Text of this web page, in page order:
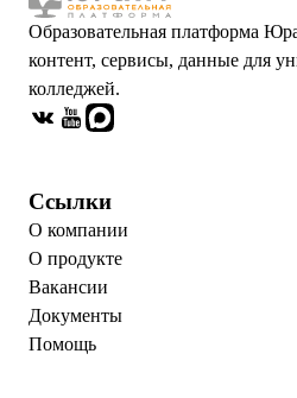
Образовательная платформа
контент, сервисы, данные для
колледжей.
Ссылки
О компании
О продукте
Вакансии
Документы
Помощь